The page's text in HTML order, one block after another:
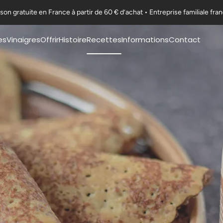
gratuite en France à partir de 60 € d’achat • Entreprise familiale
VinaigresOffrir
Coffrets Moutardes
La Collection Festive
Art de la table & Livres
Histoire
L'appellation Moutarde
L'appellation Vinaigre
Nos ambitions
Recettes
Nos recettes en vidéo
Informations
Certifications
Nous rejoindre
Guides & Conseils
Contact